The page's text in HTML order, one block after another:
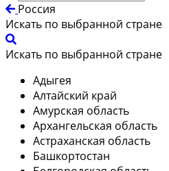
Россия
Искать по выбранной стране
Искать по выбранной стране
Адыгея
Алтайский край
Амурская область
Архангельская область
Астраханская область
Башкортостан